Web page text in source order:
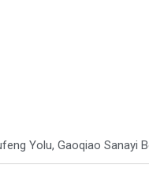
Yolu, Gaoqiao Sanayi